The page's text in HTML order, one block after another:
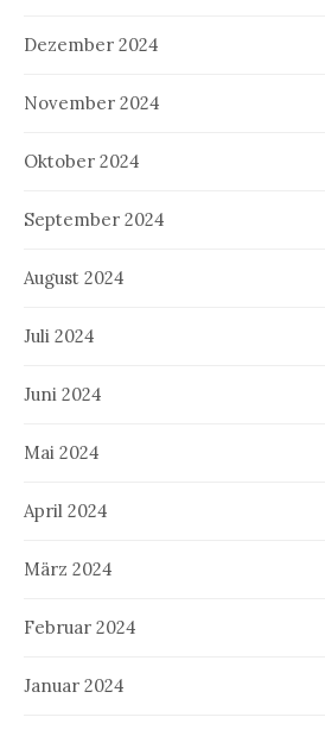
Dezember 2024
November 2024
Oktober 2024
September 2024
August 2024
Juli 2024
Juni 2024
Mai 2024
April 2024
März 2024
Februar 2024
Januar 2024